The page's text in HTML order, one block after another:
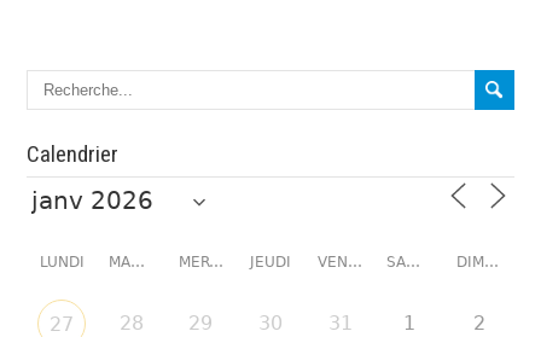
Calendrier
LUNDI MARDI MERCREDI JEUDI VENDREDI SAMEDI DIMANCHE
27 28 29 30 31 1 2